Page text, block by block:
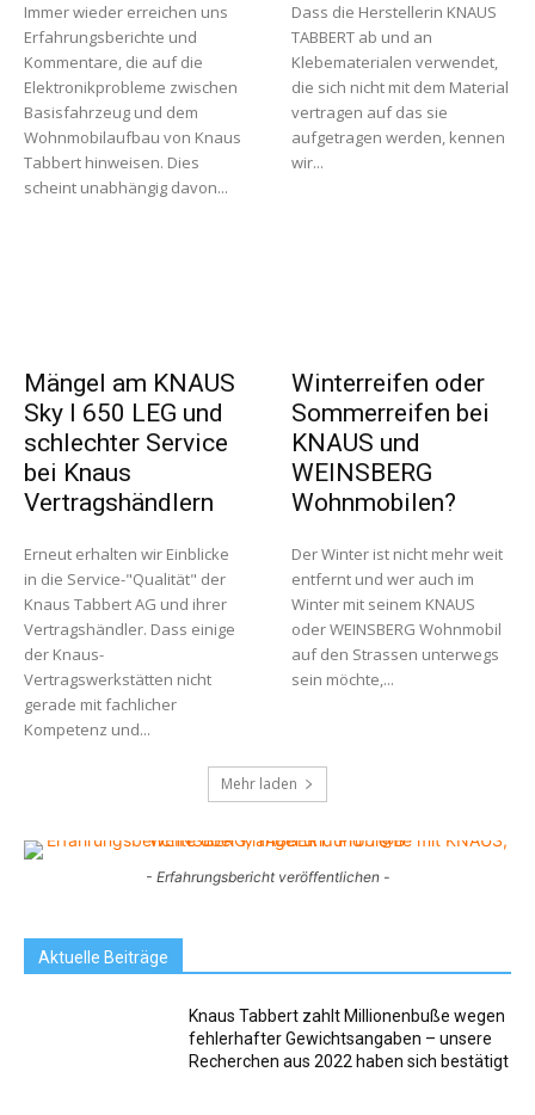
Immer wieder erreichen uns
Erfahrungsberichte und
Kommentare, die auf die
Elektronikprobleme zwischen
Basisfahrzeug und dem
Wohnmobilaufbau von Knaus
Tabbert hinweisen. Dies
scheint unabhängig davon...
Dass die Herstellerin KNAUS
TABBERT ab und an
Klebematerialen verwendet,
die sich nicht mit dem Material
vertragen auf das sie
aufgetragen werden, kennen
wir...
Mängel am KNAUS
Sky I 650 LEG und
schlechter Service
bei Knaus
Vertragshändlern
Erneut erhalten wir Einblicke
in die Service-"Qualität" der
Knaus Tabbert AG und ihrer
Vertragshändler. Dass einige
der Knaus-
Vertragswerkstätten nicht
gerade mit fachlicher
Kompetenz und...
Winterreifen oder
Sommerreifen bei
KNAUS und
WEINSBERG
Wohnmobilen?
Der Winter ist nicht mehr weit
entfernt und wer auch im
Winter mit seinem KNAUS
oder WEINSBERG Wohnmobil
auf den Strassen unterwegs
sein möchte,...
Mehr laden
- Erfahrungsbericht veröffentlichen -
Aktuelle Beiträge
Knaus Tabbert zahlt Millionenbuße wegen
fehlerhafter Gewichtsangaben – unsere
Recherchen aus 2022 haben sich bestätigt